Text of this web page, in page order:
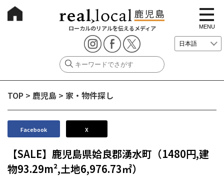
ローカルのリアルを伝えるメディア
t
o
g
g
e
i
i
MENU
TOP > 鹿児島 > 家・物件探し
Facebook X
【SALE】鹿児島県姶良郡湧水町（1480円,建
物93.29m²,土地6,976.73㎡）